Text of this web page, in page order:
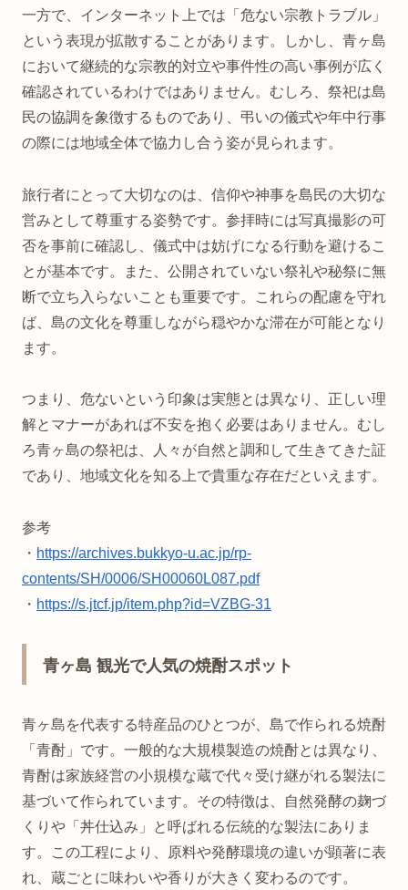
一方で、インターネット上では「危ない宗教トラブル」
という表現が拡散することがあります。しかし、青ヶ島
において継続的な宗教的対立や事件性の高い事例が広く
確認されているわけではありません。むしろ、祭祀は島
民の協調を象徴するものであり、弔いの儀式や年中行事
の際には地域全体で協力し合う姿が見られます。
旅行者にとって大切なのは、信仰や神事を島民の大切な
営みとして尊重する姿勢です。参拝時には写真撮影の可
否を事前に確認し、儀式中は妨げになる行動を避けるこ
とが基本です。また、公開されていない祭礼や秘祭に無
断で立ち入らないことも重要です。これらの配慮を守れ
ば、島の文化を尊重しながら穏やかな滞在が可能となり
ます。
つまり、危ないという印象は実態とは異なり、正しい理
解とマナーがあれば不安を抱く必要はありません。むし
ろ青ヶ島の祭祀は、人々が自然と調和して生きてきた証
であり、地域文化を知る上で貴重な存在だといえます。
参考
・ https://archives.bukkyo-u.ac.jp/rp-
contents/SH/0006/SH00060L087.pdf
・ https://s.jtcf.jp/item.php?id=VZBG-31
青ヶ島 観光で人気の焼酎スポット
青ヶ島を代表する特産品のひとつが、島で作られる焼酎
「青酎」です。一般的な大規模製造の焼酎とは異なり、
青酎は家族経営の小規模な蔵で代々受け継がれる製法に
基づいて作られています。その特徴は、自然発酵の麹づ
くりや「丼仕込み」と呼ばれる伝統的な製法にありま
す。この工程により、原料や発酵環境の違いが顕著に表
れ、蔵ごとに味わいや香りが大きく変わるのです。